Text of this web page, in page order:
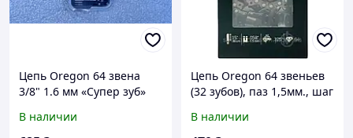
Цепь Oregon 64 звена
3/8" 1.6 мм «Супер зуб»
Сич 470, 475 (шина 45 см)
В наличии
Цепь Oregon 64 звеньев
(32 зубов), паз 1,5мм., шаг
В наличии